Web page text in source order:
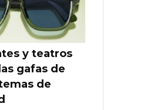
y teatros
gafas de
de